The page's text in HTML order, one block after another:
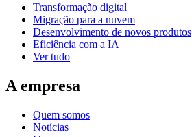
Transformação digital
Migração para a nuvem
Desenvolvimento de novos produtos
Eficiência com a IA
Ver tudo
A empresa
Quem somos
Notícias